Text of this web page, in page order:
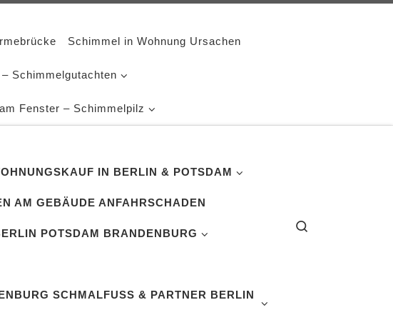
Schimmel in Wohnung Ursachen
Schimmelgutachten
Fenster – Schimmelpilz
IN BERLIN & POTSDAM
AM GEBÄUDE ANFAHRSCHADEN
POTSDAM BRANDENBURG
SCHMALFUSS & PARTNER BERLIN